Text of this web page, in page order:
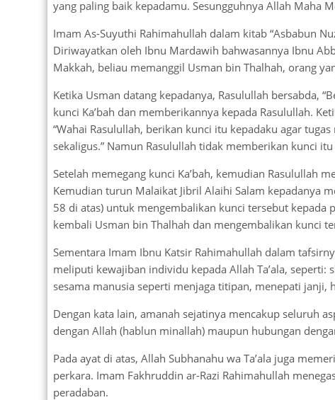
yang paling baik kepadamu. Sesungguhnya Allah Maha
Imam As-Suyuthi Rahimahullah dalam kitab “Asbabun
Diriwayatkan oleh Ibnu Mardawih bahwasannya Ibnu
Makkah, beliau memanggil Usman bin Thalhah, orang
Ketika Usman datang kepadanya, Rasulullah bersabda,
kunci Ka’bah dan memberikannya kepada Rasulullah.
“Wahai Rasulullah, berikan kunci itu kepadaku agar
sekaligus.” Namun Rasulullah tidak memberikan kunci
Setelah memegang kunci Ka’bah, kemudian Rasulullah
Kemudian turun Malaikat Jibril Alaihi Salam kepadanya
58 di atas) untuk mengembalikan kunci tersebut kepada
kembali Usman bin Thalhah dan mengembalikan kunci
Sementara Imam Ibnu Katsir Rahimahullah dalam
meliputi kewajiban individu kepada Allah Ta’ala, seperti:
sesama manusia seperti menjaga titipan, menepati janji,
Dengan kata lain, amanah sejatinya mencakup seluruh
dengan Allah (hablun minallah) maupun hubungan
Pada ayat di atas, Allah Subhanahu wa Ta’ala juga
perkara. Imam Fakhruddin ar-Razi Rahimahullah
peradaban.